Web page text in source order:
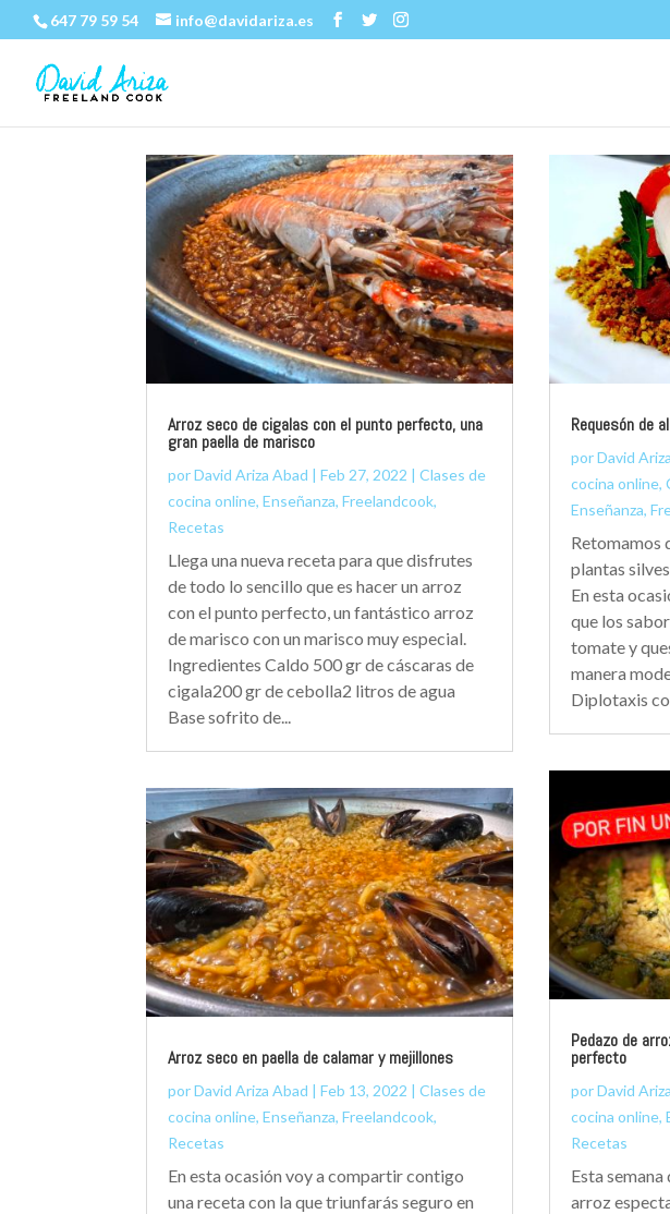
647 79 59 54 info@davidariza.es
Arroz seco de cigalas con el punto perfecto, una
gran paella de marisco
porDavid Ariza Abad |Feb 27, 2022 |Clases de
cocina online,Enseñanza,Freelandcook,
Recetas
Llega una nueva receta para que disfrutes
de todo lo sencillo que es hacer un arroz
con el punto perfecto, un fantástico arroz
de marisco con un marisco muy especial.
Ingredientes Caldo 500 gr de cáscaras de
cigala200 gr de cebolla2 litros de agua
Base sofrito de...
Arroz seco en paella de calamar y mejillones
porDavid Ariza Abad |Feb 13, 2022 |Clases de
cocina online,Enseñanza,Freelandcook,
Recetas
En esta ocasión voy a compartir contigo
una receta con la que triunfarás seguro en
Requesón de
porDavid
cocina online,
Enseñanza,
Retomamos
plantas
En esta
que los
tomate y
manera
Diplotaxis
Pedazo de
perfecto
porDavid
cocina online,
Recetas
Esta
arroz